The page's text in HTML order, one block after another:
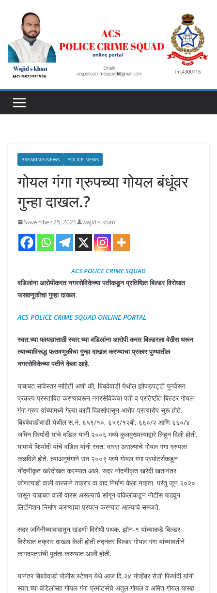
content
BREAKING NEWS POLICE NEWS
गोयल गंगा ग्रुपच्या गोयल बंधूंवर
गुन्हा दाखल.?
November 25, 2021 wajid s khan
ACS POLICE CRIME SQUAD
वडिलांना आरोपीकरत नगरसेविकेच्या पतीकडून प्रतिष्ठित बिल्डर विरोधात
फसवणूकीचा गुन्हा दाखल.
ACS POLICE CRIME SQUAD ONLINE PORTAL
स्वत:च्या फायद्यासाठी स्वत:च्या वडिलांना आरोपी करत बिल्डरला वेठीस धरून
त्याच्याविरूद्ध फसवणुकीचा गुन्हा दाखल करण्याचा प्रकार पुण्यातील
नगरसेविकेच्या पतीने केला आहे.
याबाबत सविस्तर माहिती अशी की, बिबवेवाडी येथील झोपडपट्टी पुनर्वसन
प्रकल्प प्रस्तावित करण्यावरून नगरसेविकेचा पती व प्रतिष्ठीत बिल्डर गोयल
गंगा ग्रुप यांच्यामध्ये गेल्या काही दिवसांपासून आरोप-प्रत्यारोप सुरू होते.
बिबवेवाडीवाडी येथील स.नं. ६५९/१०, ६५९/१२बी, ६६०/२ आणि ६६०/४
जमिन फिर्यादी यांचे वडिल यांनी २००६ मध्ये कुलमुख्यत्याद्वारे लिहून दिली होती.
यामध्ये फिर्यादी यांचे वडिल यांनी स्वत: वारस असल्याचे गोयल गंगा ग्रुपला
कळविले होते. त्याअनुषंगाने सन २००९ मध्ये गोयल गंगा प्रमोटर्सकडून
नोंदणीकृत खरेदीखत करण्यात आले. सदर नोंदणीकृत खरेदी खतानंतर
कोणत्याही वाली वारसाने तक्रार वा वाद निर्माण केला नव्हता. परंतू जून २०२०
पासून याबाबत वाली वारस असल्याचे सांगून वकिलांकडून नोटीस पाठवून
लिटीगेशन निर्माण करण्याचा प्रयत्न करण्यात आल्याचे समजते.
सदर जमिनीच्यावादातून खंडणी विरोधी पथक, झोन-१ यांच्याकडे बिल्डर
विरोधात तक्रार दाखल केली होती तद्नंतर बिल्डर गोयल गंगा यांच्यावतीने
कागदपत्रांची पूर्तता करण्यात आली होती.
यानंतर बिबवेवाडी पोलीस स्टेशन येथे आज दि.२४ नोव्हेंबर रोजी फिर्यादी यांनी
स्वत:च्या वडिलांसह गोयल गंगा प्रमोटर्सचे अतुल गोयल व अमित गोयल यासह